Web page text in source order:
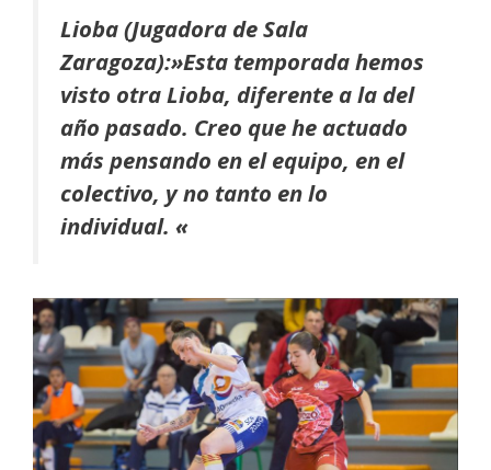
Lioba (Jugadora de Sala
Zaragoza):»Esta temporada hemos
visto otra Lioba, diferente a la del
año pasado. Creo que he actuado
más pensando en el equipo, en el
colectivo, y no tanto en lo
individual. «